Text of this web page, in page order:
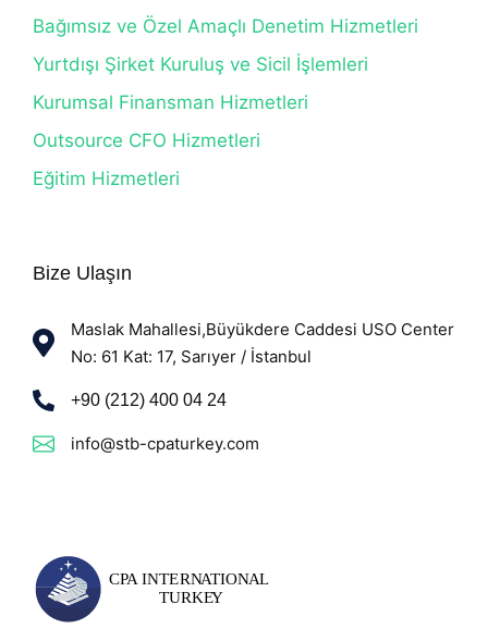
Bağımsız ve Özel Amaçlı Denetim Hizmetleri
Yurtdışı Şirket Kuruluş ve Sicil İşlemleri
Kurumsal Finansman Hizmetleri
Outsource CFO Hizmetleri
Eğitim Hizmetleri
Bize Ulaşın
Maslak Mahallesi,Büyükdere Caddesi USO Center
No: 61 Kat: 17, Sarıyer / İstanbul
+90 (212) 400 04 24
info@stb-cpaturkey.com